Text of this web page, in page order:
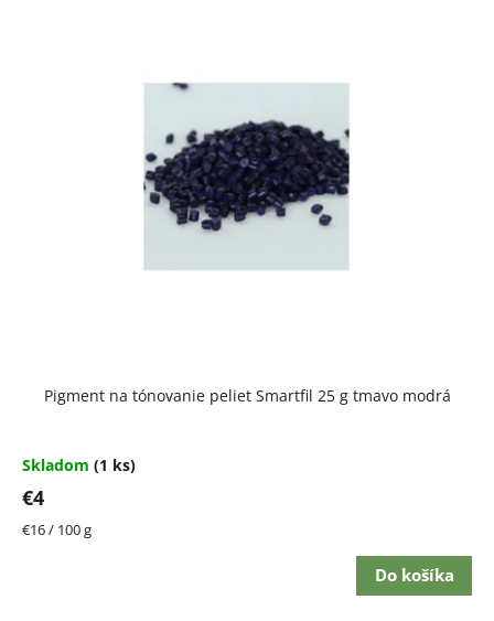
Pigment na tónovanie peliet Smartfil 25 g tmavo modrá
Skladom (1 ks)
€4
Jednotková
€16 / 100 g
Do košíka